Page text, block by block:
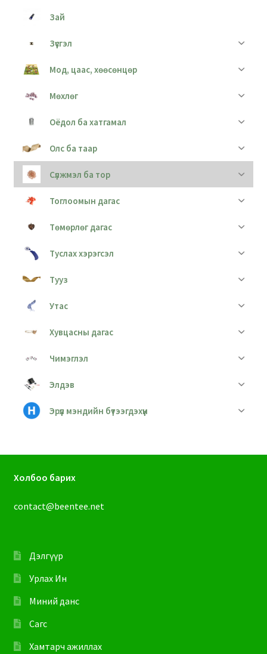
Зай
Зүүсгэл
Мод, цаас, хөөсөнцөр
Мөхлөг
Оёдол ба хатгамал
Олс ба таар
Сүлжмэл ба тор
Тоглоомын дагас
Төмөрлөг дагас
Туслах хэрэгсэл
Тууз
Утас
Хувцасны дагас
Чимэглэл
Элдэв
Эрүүл мэндийн бүтээгдэхүүн
Холбоо барих
contact@beentee.net
Дэлгүүр
Урлах Ин
Миний данс
Сагс
Хамтарч ажиллах